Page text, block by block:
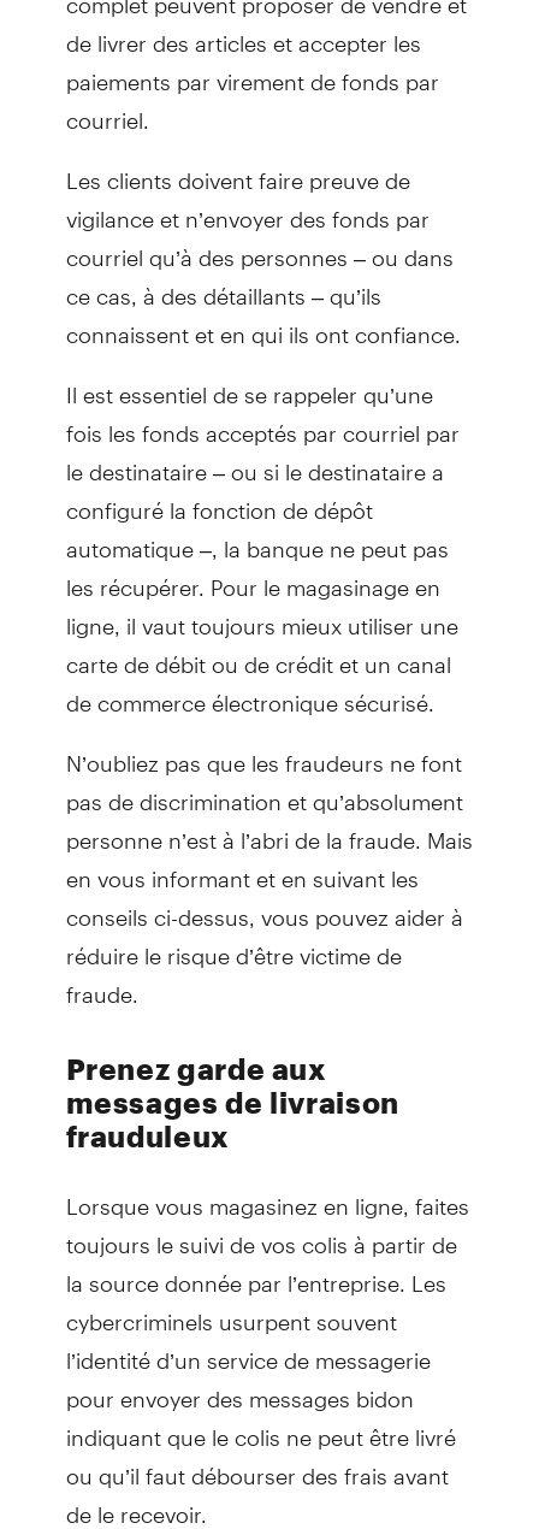
de livrer des articles et accepter les
paiements par virement de fonds par
courriel.
Les clients doivent faire preuve de
vigilance et n’envoyer des fonds par
courriel qu’à des personnes – ou dans
ce cas, à des détaillants – qu’ils
connaissent et en qui ils ont confiance.
Il est essentiel de se rappeler qu’une
fois les fonds acceptés par courriel par
le destinataire – ou si le destinataire a
configuré la fonction de dépôt
automatique –, la banque ne peut pas
les récupérer. Pour le magasinage en
ligne, il vaut toujours mieux utiliser une
carte de débit ou de crédit et un canal
de commerce électronique sécurisé.
N’oubliez pas que les fraudeurs ne font
pas de discrimination et qu’absolument
personne n’est à l’abri de la fraude. Mais
en vous informant et en suivant les
conseils ci-dessus, vous pouvez aider à
réduire le risque d’être victime de
fraude.
Prenez garde aux
messages de livraison
frauduleux
Lorsque vous magasinez en ligne, faites
toujours le suivi de vos colis à partir de
la source donnée par l’entreprise. Les
cybercriminels usurpent souvent
l’identité d’un service de messagerie
pour envoyer des messages bidon
indiquant que le colis ne peut être livré
ou qu’il faut débourser des frais avant
de le recevoir.